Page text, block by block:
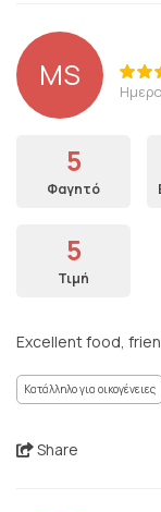
MS
5
Φαγητό
5
Τιμή
Excellent food,
Κατάλληλο για οικογένειες
Share